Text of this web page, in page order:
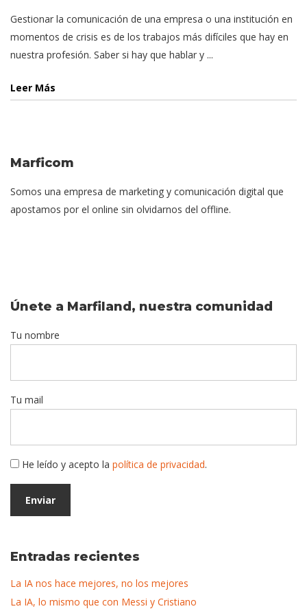
Gestionar la comunicación de una empresa o una institución en
momentos de crisis es de los trabajos más difíciles que hay en
nuestra profesión. Saber si hay que hablar y ...
Leer Más
Marficom
Somos una empresa de marketing y comunicación digital que
apostamos por el online sin olvidarnos del offline.
Únete a Marfiland, nuestra comunidad
Tu nombre
Tu mail
He leído y acepto la política de privacidad.
Entradas recientes
La IA nos hace mejores, no los mejores
La IA, lo mismo que con Messi y Cristiano